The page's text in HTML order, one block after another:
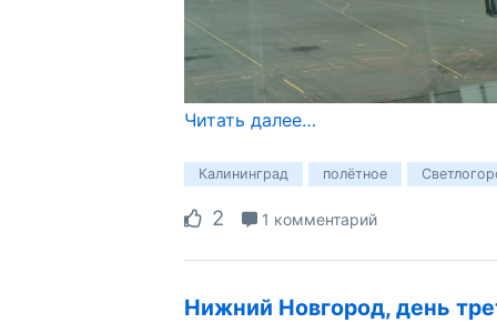
Читать далее…
Калининград полётное
2 1 комментарий
Нижний Новгород, день